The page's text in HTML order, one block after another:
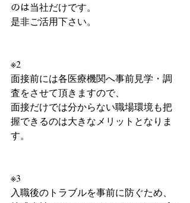
のは当社だけです。
是非ご活用下さい。
※2
面接前には各医療機関へ事前見学・調
査をさせて頂きますので、
面接だけでは分からない職場環境も把
握できるのは大きなメリットとなりま
す。
※3
入職後のトラブルを事前に防ぐため、